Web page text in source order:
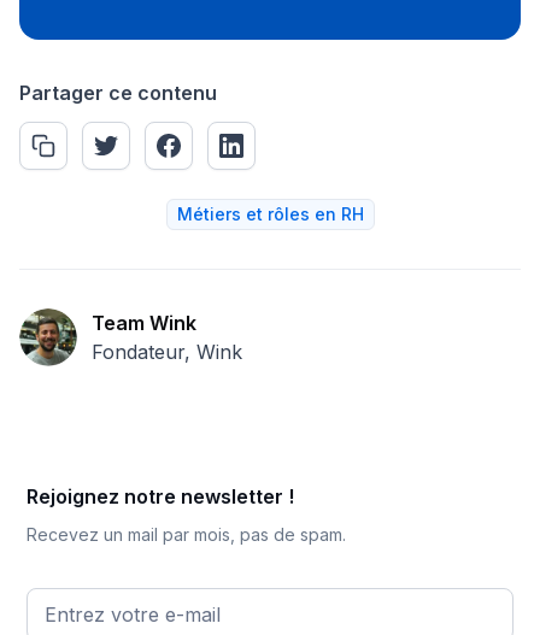
Partager ce contenu
Métiers et rôles en RH
Team Wink
Fondateur, Wink
Rejoignez notre newsletter !
Recevez un mail par mois, pas de spam.